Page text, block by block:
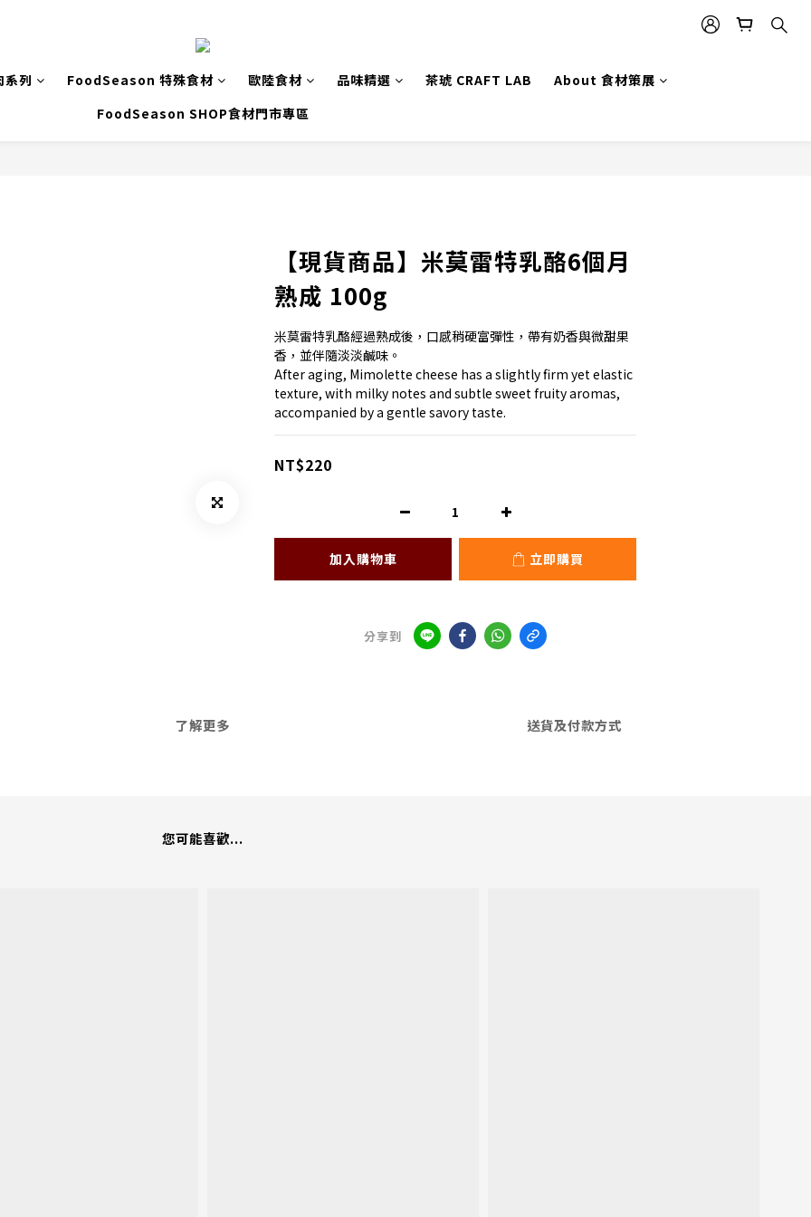
列 FoodSeason 特殊食材 歐陸食材 品味精選 茶琥 CRAFT LAB
About 食材策展
FoodSeason SHOP食材門市專區
【現貨商品】米莫雷特乳酪6個月
熟成 100g
米莫雷特乳酪經過熟成後，口感稍硬富彈性，帶有奶香與微甜果
香，並伴隨淡淡鹹味。
After aging, Mimolette cheese has a slightly firm yet elastic
texture, with milky notes and subtle sweet fruity aromas,
accompanied by a gentle savory taste.
NT$220
加入購物車 立即購買
分享到
了解更多 送貨及付款方式
您可能喜歡...